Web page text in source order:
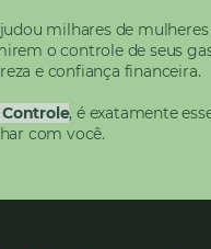
milhares de
o controle de seus
e confiança financeira.
, é exatamente
com você.